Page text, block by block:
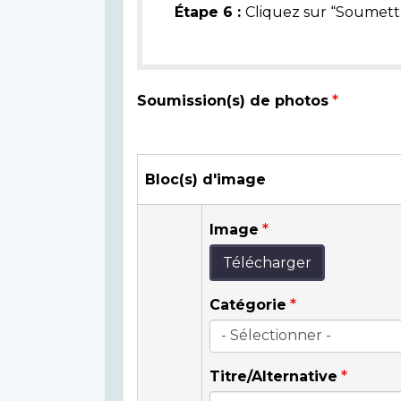
Étape 6 : Cliquez sur
Soumission(s) de photos
Bloc(s) d'image
Image
Télécharger
Catégorie
Titre/Alternative